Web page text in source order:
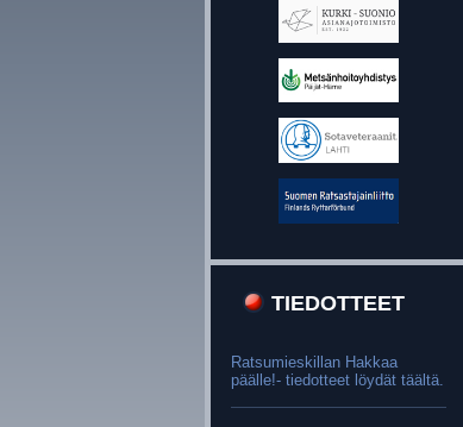
TIEDOTTEET
Ratsumieskillan Hakkaa
päälle!- tiedotteet löydät täältä.